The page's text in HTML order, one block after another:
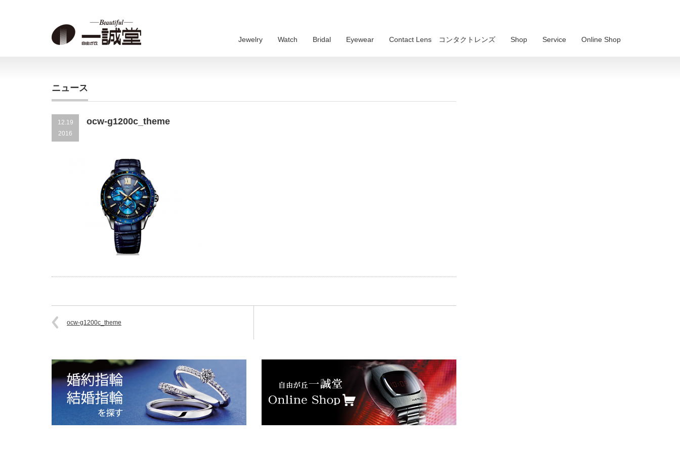
Jewelry Watch Bridal Eyewear Contact Lens コンタクトレンズ Shop Service Online Shop
ニュース
12.19
2016
ocw-g1200c_theme
ocw-g1200c_theme